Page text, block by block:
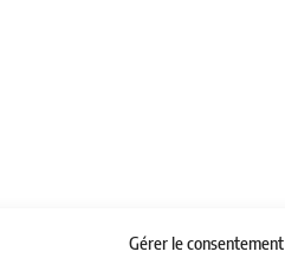
Gérer le consentement